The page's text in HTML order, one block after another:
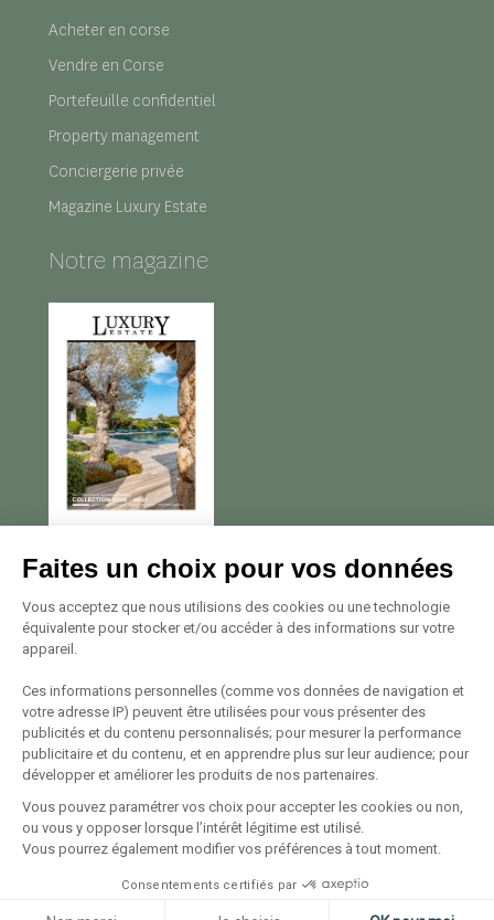
Acheter en corse
Vendre en Corse
Portefeuille confidentiel
Property management
Conciergerie privée
Magazine Luxury Estate
Notre magazine
Nous contacter
Avenue Georges Pompidou
20137 Porto Vecchio
Tél. +33 (0)4 95 72 22 22
Voir le plan
Suivez-nous
Mentions Légales
Faites un choix pour vos données
Vous acceptez que nous utilisions des cookies ou une technologie
équivalente pour stocker et/ou accéder à des informations sur votre
appareil.
Ces informations personnelles (comme vos données de navigation et
votre adresse IP) peuvent être utilisées pour vous présenter des
publicités et du contenu personnalisés; pour mesurer la performance
publicitaire et du contenu, et en apprendre plus sur leur audience; pour
développer et améliorer les produits de nos partenaires.
Vous pouvez paramétrer vos choix pour accepter les cookies ou non,
ou vous y opposer lorsque l’intérêt légitime est utilisé.
Vous pourrez également modifier vos préférences à tout moment.
Consentements certifiés par